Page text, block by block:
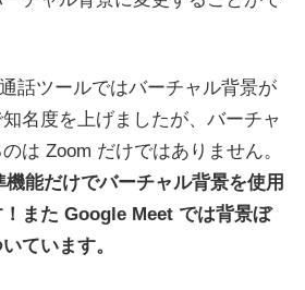
話ツールではバーチャル背景が
名度を上げましたが、バーチャ
は Zoom だけではありません。
能だけでバーチャル背景を使用
また Google Meet では背景ぼ
ています。